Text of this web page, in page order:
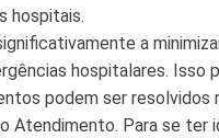
hospitais.
a
hospitalares. Isso
podem ser resolvidos
Atendimento. Para se ter